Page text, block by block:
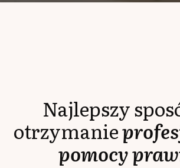
Najlepszy
otrzymanie
pomocy